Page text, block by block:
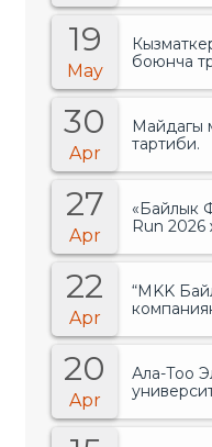
19
May
боюнча
30
Apr
Майдагы
тартиби.
27
Apr
«Байлык
Run
биринчи
22
Apr
“MKK
20
Apr
Ала-Тоо